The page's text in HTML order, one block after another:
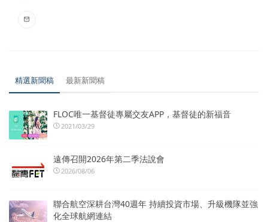
精選新聞稿 最新新聞稿
FLOC唯一基督徒專屬交友APP，基督徒的新福音
2021/03/29
遠傳召開2026年第二季法說會
2026/08/06
聯合航空深耕台灣40週年 持續投資市場、升級機隊並強
化全球航網連結